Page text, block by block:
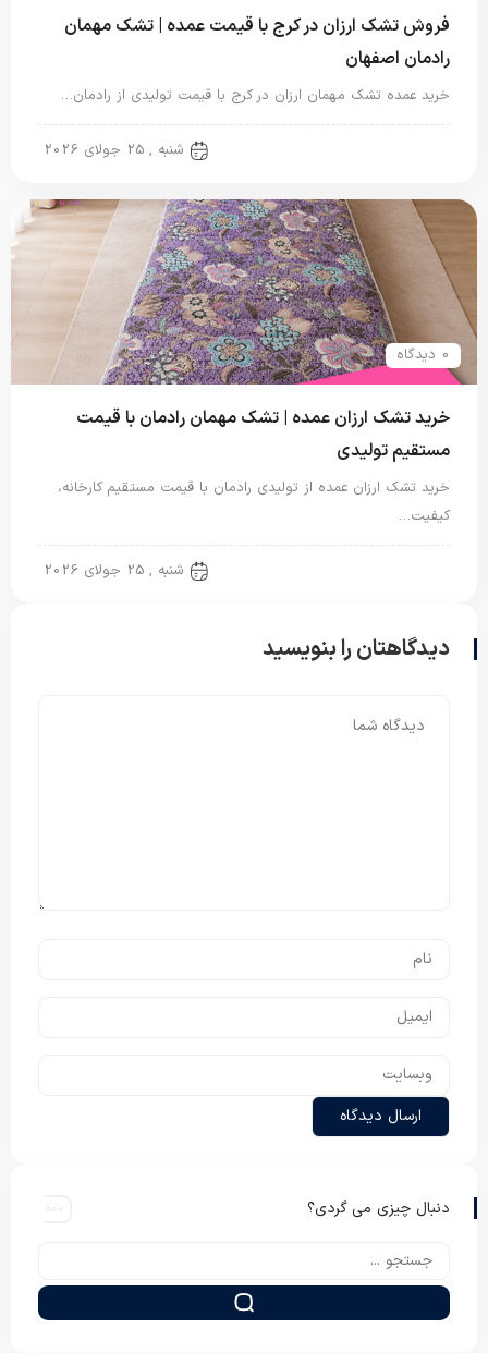
فروش تشک ارزان در کرج با قیمت عمده | تشک مهمان
رادمان اصفهان
خرید عمده تشک مهمان ارزان در کرج با قیمت تولیدی از رادمان…
شنبه , 25 جولای 2026
0 دیدگاه
خرید تشک ارزان عمده | تشک مهمان رادمان با قیمت
مستقیم تولیدی
خرید تشک ارزان عمده از تولیدی رادمان با قیمت مستقیم کارخانه،
کیفیت…
شنبه , 25 جولای 2026
دیدگاهتان را بنویسید
دنبال چیزی می گردی؟